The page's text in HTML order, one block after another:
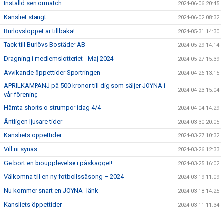
Inställd seniormatch. 2024-06-06 20:45
Kansliet stängt 2024-06-02 08:32
Burlövsloppet är tillbaka! 2024-05-31 14:30
Tack till Burlövs Bostäder AB 2024-05-29 14:14
Dragning i medlemslotteriet - Maj 2024 2024-05-27 15:39
Avvikande öppettider Sportringen 2024-04-26 13:15
APRILKAMPANJ på 500 kronor till dig som säljer JOYNA i
vår förening
2024-04-23 15:04
Hämta shorts o strumpor idag 4/4 2024-04-04 14:29
Äntligen ljusare tider 2024-03-30 20:05
Kansliets öppettider 2024-03-27 10:32
Vill ni synas….. 2024-03-26 12:33
Ge bort en bioupplevelse i påskägget! 2024-03-25 16:02
Välkomna till en ny fotbollssäsong – 2024 2024-03-19 11:09
Nu kommer snart en JOYNA- länk 2024-03-18 14:25
Kansliets öppettider 2024-03-11 11:34